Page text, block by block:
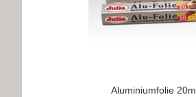
Aluminiumfolie 20m